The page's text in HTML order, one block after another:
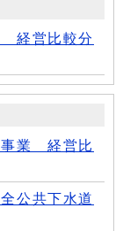
経営比較分
業 経営比
公共下水道